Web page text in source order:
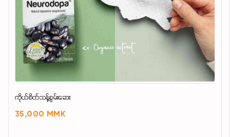
ကိုယ်စိတ်သန့်စွမ်းဆေး
35,000 MMK